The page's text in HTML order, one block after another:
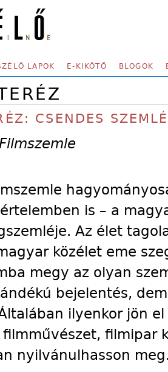
LAPOK E-KIKÖTŐ BLOGOK
CSENDES
is – a
Az élet
közélet eme
megy az olyan
bejelentés,
ilyenkor jön
filmipar
nyilvánulhasson